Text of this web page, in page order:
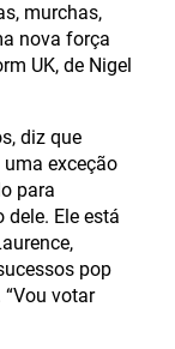
murchas,
nova força
UK, de Nigel
diz que
exceção
para
dele. Ele está
pop
votar